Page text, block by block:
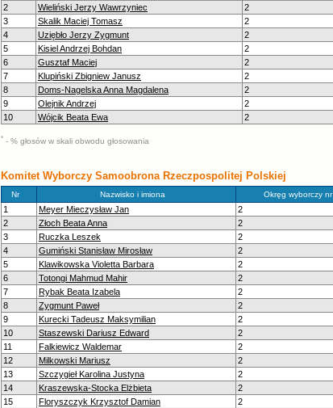
2
Wieliński Jerzy Wawrzyniec 2
3
Skalik Maciej Tomasz 2
4
Uziębło Jerzy Zygmunt 2
5
Kisiel Andrzej Bohdan 2
6
Gusztaf Maciej 2
7
Klupiński Zbigniew Janusz 2
8
Doms-Nagelska Anna Magdalena 2
9
Olejnik Andrzej 2
10
Wójcik Beata Ewa 2
* - % głosów w skali obwodu głosowania
Komitet Wyborczy Samoobrona Rzeczpospolitej Polskiej
Nr Nazwisko i imiona Okręg wyborczy nr
1 Meyer Mieczysław Jan 2
2
Złoch Beata Anna 2
3
Ruczka Leszek 2
4
Gumiński Stanisław Mirosław 2
5
Klawikowska Violetta Barbara 2
6
Totongi Mahmud Mahir 2
7
Rybak Beata Izabela 2
8
Zygmunt Paweł 2
9
Kurecki Tadeusz Maksymilian 2
10
Staszewski Dariusz Edward 2
11
Falkiewicz Waldemar 2
12
Milkowski Mariusz 2
13
Szczygieł Karolina Justyna 2
14
Kraszewska-Stocka Elżbieta 2
15
Floryszczyk Krzysztof Damian 2